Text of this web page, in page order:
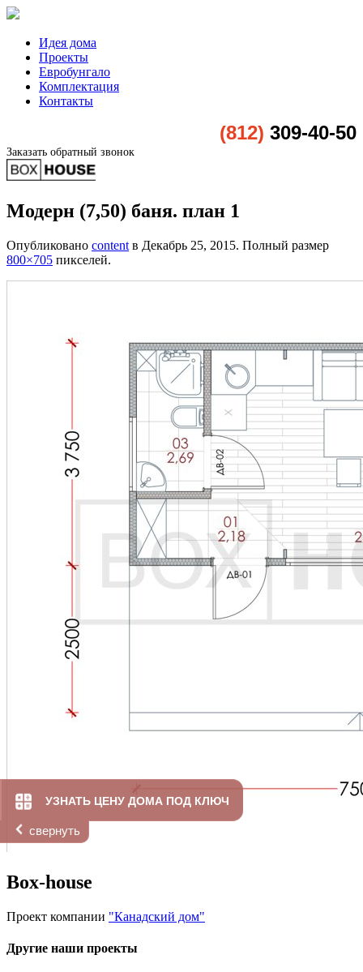
УЗНАТЬ ЦЕНУ ДОМА ПОД КЛЮЧ
свернуть
Идея дома
Проекты
Евробунгало
Комплектация
Контакты
(812) 309-40-50
Заказать обратный звонок
Модерн (7,50) баня. план 1
Опубликовано content в Декабрь 25, 2015. Полный размер
800×705 пикселей.
Box-house
Проект компании "Канадский дом"
Другие наши проекты